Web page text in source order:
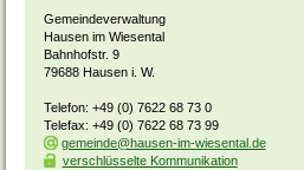
Gemeindeverwaltung
Hausen im Wiesental
Bahnhofstr. 9
79688 Hausen i. W.
Telefon: +49 (0) 7622 68 73 0
Telefax: +49 (0) 7622 68 73 99
gemeinde@hausen-im-wiesental.de
verschlüsselte Kommunikation